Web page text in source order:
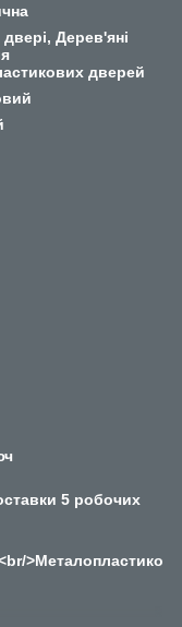
Дерев'яні
дверей
5 робочих